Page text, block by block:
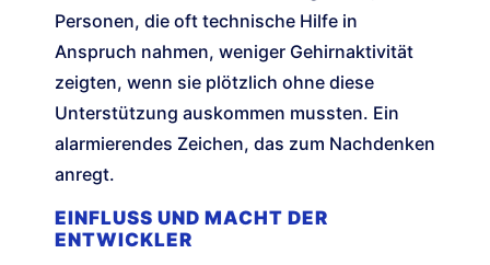
Personen, die oft technische Hilfe in
Anspruch nahmen, weniger Gehirnaktivität
zeigten, wenn sie plötzlich ohne diese
Unterstützung auskommen mussten. Ein
alarmierendes Zeichen, das zum Nachdenken
anregt.
EINFLUSS UND MACHT DER
ENTWICKLER